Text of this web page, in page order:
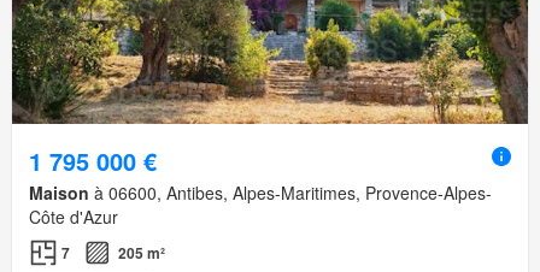
1 795 000 €
Maison à 06600, Antibes, Alpes-Maritimes, Provence-Alpes-
Côte d'Azur
7 205 m²